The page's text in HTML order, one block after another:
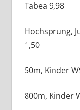
Tabea 9,98
Hochsprung,
1,50
50m, Kinder
800m, Kinder